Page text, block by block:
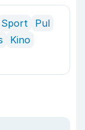
Sport
Pul
Kino